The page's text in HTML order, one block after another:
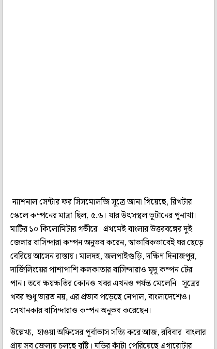
ন্যাশনাল সেন্টার ফর সিসমোলজি সূত্রে জানা গিয়েছে, রিখটার
স্কেলে কম্পনের মাত্রা ছিল, ৫.৬। যার উৎসস্থল ভূটানের পুনাখা।
মাটির ১০ কিলোমিটার গভীরে। প্রথমেই বাংলার উত্তরবঙ্গের দুই
জেলার বাসিন্দারা কম্পন অনুভব করেন, স্বাভাবিকভাবেই ঘর ছেড়ে
বেরিয়ে আসেন রাস্তায়। মালদহ, জলপাইগুড়ি, দক্ষিণ দিনাজপুর,
দার্জিলিংয়ের পাশাপাশি কলকাতার বাসিন্দারাও মৃদু কম্পন টের
পান। তবে ক্ষয়ক্ষতির কোনও খবর এখনও পর্যন্ত মেলেনি। সূত্রের
খবর শুধু ভারত নয়, এর প্রভাব পড়েছে নেপাল, বাংলাদেশেও।
সেখানকার বাসিন্দারাও কম্পন অনুভব করেছেন।
উল্লেখ্য, হাওয়া অফিসের পূর্বাভাস সত্যি করে আজ, রবিবার বাংলার
প্রায় সব জেলায় চলছে বৃষ্টি। ঘড়ির কাঁটা পেরিয়েছে এগারোটার